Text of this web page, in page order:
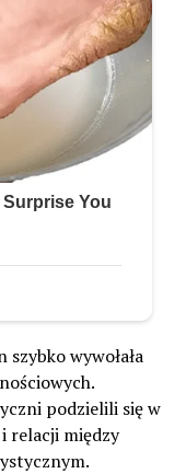
wywołała
podzielili się w
relacji między